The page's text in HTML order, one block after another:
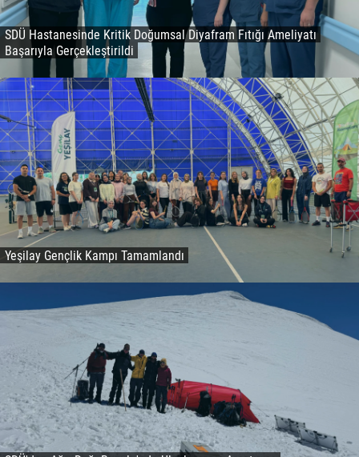
SDÜ Hastanesinde Kritik Doğumsal Diyafram Fıtığı Ameliyatı
Başarıyla Gerçekleştirildi
Yeşilay Gençlik Kampı Tamamlandı